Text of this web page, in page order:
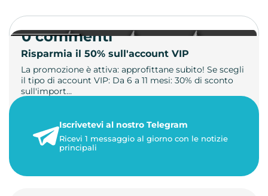
Risparmia il 50% sull'account VIP
La promozione è attiva: approfittane subito! Se scegli
il tipo di account VIP: Da 6 a 11 mesi: 30% di sconto
sull'import…
1 minuto di lettura
0 commenti
Iscrivetevi al nostro Telegram
Ricevi 1 messaggio al giorno con le notizie
principali